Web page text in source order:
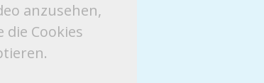
anzusehen,
die Cookies